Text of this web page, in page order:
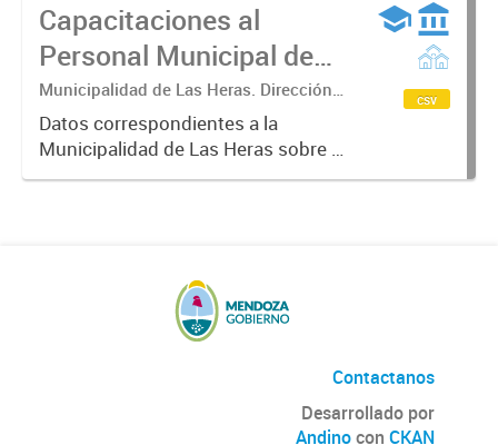
Capacitaciones al
Personal Municipal de
Las Heras
Municipalidad de Las Heras. Dirección
de Desarrollo Organizacional.
Datos correspondientes a la
Municipalidad de Las Heras sobre el
proceso de formación en el que se
csv
Contactanos
Desarrollado por
Andinocon CKAN